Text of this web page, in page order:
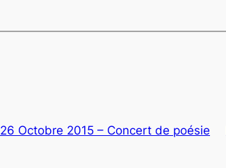
26 Octobre 2015 – Concert de poésie